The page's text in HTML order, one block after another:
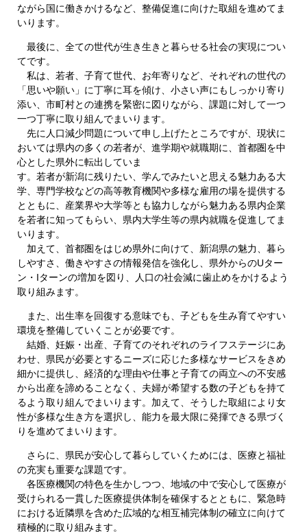
ながら国に働きかけるなど、整備促進に向けた取組を進めてま
いります。
最後に、全ての世代が生き生きと暮らせる社会の実現につい
てです。
私は、若者、子育て世代、お年寄りなど、それぞれの世代の
「思いや願い」に丁寧に耳を傾け、小さい声にもしっかり寄り
添い、市町村との連携を緊密に図りながら、課題に対して一つ
一つ丁寧に取り組んでまいります。
先に人口減少問題について申し上げたところですが、現状に
おいては県内の多くの若者が、進学期や就職期に、首都圏を中
心とした県外に転出していま
す。若者が新潟に残りたい、学んでみたいと思える魅力ある大
学、専門学校などの高等教育機関や多様な雇用の場を提供する
とともに、産業界や大学等とも協力しながら魅力ある県内企業
を若者に知ってもらい、県内大学生等の県内就職を促進してま
いります。
加えて、首都圏をはじめ県外に向けて、新潟県の魅力、暮ら
しやすさ、働きやすさの情報発信を強化し、県外からのUター
ン・Iターンの増加を図り、人口の社会減に歯止めをかけるよう
取り組みます。
また、出生率を回復する意味でも、子どもを生み育てやすい
環境を整備していくことが必要です。
結婚、妊娠・出産、子育てのそれぞれのライフステージにあ
わせ、県民が必要とするニーズに応じた多様なサービスをきめ
細かに提供し、経済的な理由や仕事と子育ての両立への不安感
から出産を諦めることなく、夫婦が希望する数の子どもを持て
るよう取り組んでまいります。加えて、そうした取組により女
性が多様な生き方を選択し、能力を最大限に発揮できる県づく
りを進めてまいります。
さらに、県民が安心して暮らしていくためには、医療と福祉
の充実も重要な課題です。
各医療機関の特色を生かしつつ、地域の中で安心して医療が
受けられる一貫した医療提供体制を確保するとともに、緊急時
における近隣県を含めた広域的な相互補完体制の確立に向けて
積極的に取り組みます。